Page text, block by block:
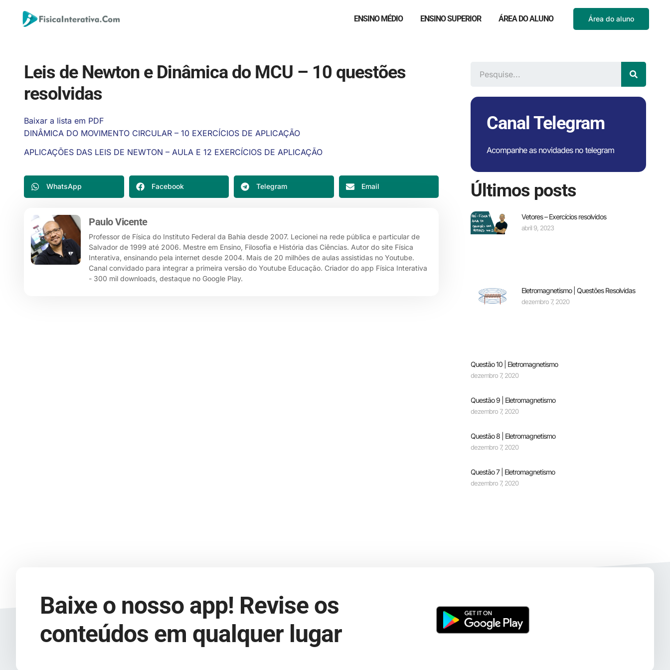
ENSINO MÉDIO ENSINO SUPERIOR ÁREA DO ALUNO Área do aluno
Leis de Newton e Dinâmica do MCU – 10 questões
resolvidas
Baixar a lista em PDF
DINÂMICA DO MOVIMENTO CIRCULAR – 10 EXERCÍCIOS DE APLICAÇÃO
APLICAÇÕES DAS LEIS DE NEWTON – AULA E 12 EXERCÍCIOS DE APLICAÇÃO
WhatsApp Facebook Telegram Email
Paulo Vicente
Professor de Física do Instituto Federal da Bahia desde 2007. Lecionei na rede pública e particular de
Salvador de 1999 até 2006. Mestre em Ensino, Filosofia e História das Ciências. Autor do site Física
Interativa, ensinando pela internet desde 2004. Mais de 20 milhões de aulas assistidas no Youtube.
Canal convidado para integrar a primeira versão do Youtube Educação. Criador do app Física Interativa
- 300 mil downloads, destaque no Google Play.
Canal Telegram
Acompanhe as novidades no telegram
Últimos posts
Vetores – Exercícios resolvidos
abril 9, 2023
Eletromagnetismo | Questões Resolvidas
dezembro 7, 2020
Questão 10 | Eletromagnetismo
dezembro 7, 2020
Questão 9 | Eletromagnetismo
dezembro 7, 2020
Questão 8 | Eletromagnetismo
dezembro 7, 2020
Questão 7 | Eletromagnetismo
dezembro 7, 2020
Baixe o nosso app! Revise os
conteúdos em qualquer lugar